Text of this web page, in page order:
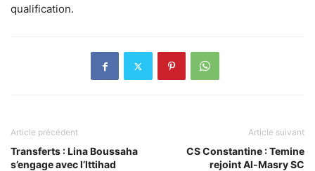
qualification.
Article précédent
Transferts : Lina Boussaha
s’engage avec l’Ittihad
Article suivant
CS Constantine : Temine
rejoint Al-Masry SC